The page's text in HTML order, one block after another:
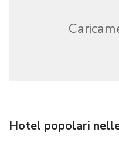
Hotel popolari